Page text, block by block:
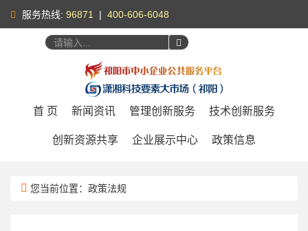
服务热线: 96871 | 400-606-6048
首 页 新闻资讯 管理创新服务 技术创新服务
创新资源共享 企业展示中心 政策信息
您当前位置：政策法规